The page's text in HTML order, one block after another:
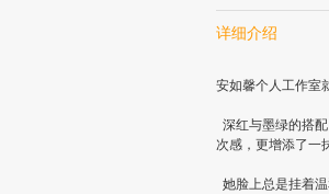
详细介绍
安如馨个人工作室
深红与墨绿的搭
次感，更增添了一
她脸上总是挂着